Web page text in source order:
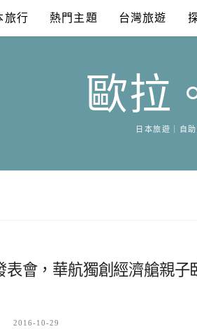
旅行 熱門主題 台灣旅遊
歐拉
日本旅遊｜自
表會，華航獨創經濟艙親
2016-10-29